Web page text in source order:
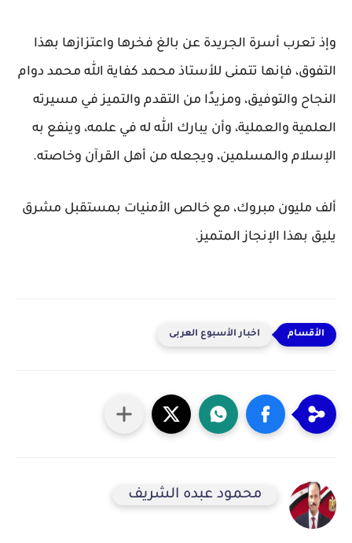
وإذ تعرب أسرة الجريدة عن بالغ فخرها واعتزازها بهذا
التفوق، فإنها تتمنى للأستاذ محمد كفاية الله محمد دوام
النجاح والتوفيق، ومزيدًا من التقدم والتميز في مسيرته
العلمية والعملية، وأن يبارك الله له في علمه، وينفع به
الإسلام والمسلمين، ويجعله من أهل القرآن وخاصته.
ألف مليون مبروك، مع خالص الأمنيات بمستقبل مشرق
يليق بهذا الإنجاز المتميز.
اخبار الأسبوع العربى
محمود عبده الشريف